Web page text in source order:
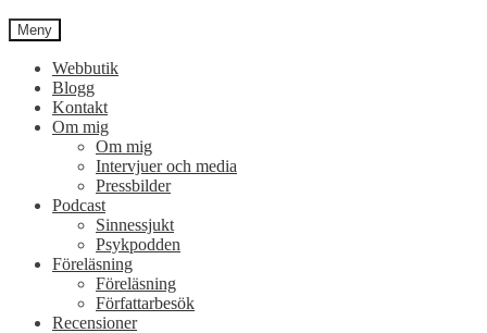
Meny
Webbutik
Blogg
Kontakt
Om mig
Om mig
Intervjuer och media
Pressbilder
Podcast
Sinnessjukt
Psykpodden
Föreläsning
Föreläsning
Författarbesök
Recensioner